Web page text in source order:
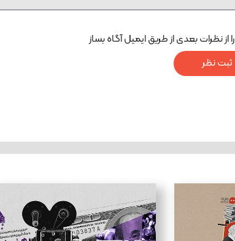
از نظرات بعدی از طریق ایمیل آگاه بساز